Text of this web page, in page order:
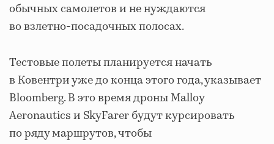
обычных самолетов и не нуждаются
во взлетно-посадочных полосах.
Тестовые полеты планируется начать
в Ковентри уже до конца этого года, указывает
Bloomberg. В это время дроны Malloy
Aeronautics и SkyFarer будут курсировать
по ряду маршрутов, чтобы